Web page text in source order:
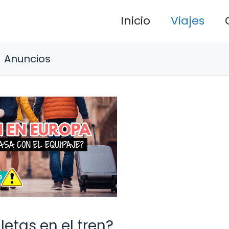
Inicio Viajes
Anuncios